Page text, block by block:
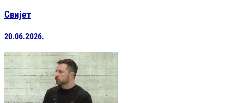
Свијет
20.06.2026.